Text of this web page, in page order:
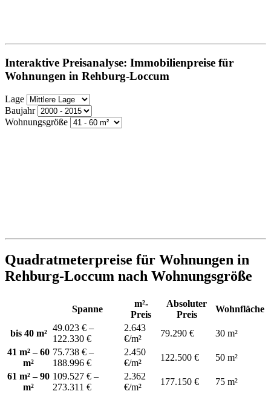
Interaktive Preisanalyse: Immobilienpreise für
Wohnungen in Rehburg-Loccum
Lage
Baujahr
Wohnungsgröße
Quadratmeterpreise für Wohnungen in
Rehburg-Loccum nach Wohnungsgröße
Spanne
m²-
Preis
Absoluter
Preis
Wohnfläche
bis 40 m²
49.023 € –
122.330 €
2.643
€/m²
79.290 €
30 m²
41 m² – 60
m²
75.738 € –
188.996 €
2.450
€/m²
122.500 €
50 m²
61 m² – 90
m²
109.527 € –
273.311 €
2.362
€/m²
177.150 €
75 m²